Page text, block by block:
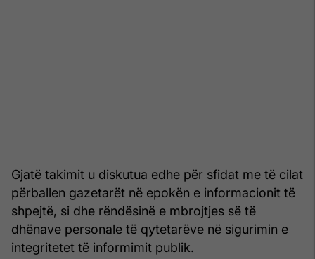
Gjatë takimit u diskutua edhe për sfidat me të cilat
përballen gazetarët në epokën e informacionit të
shpejtë, si dhe rëndësinë e mbrojtjes së të
dhënave personale të qytetarëve në sigurimin e
integritetet të informimit publik.